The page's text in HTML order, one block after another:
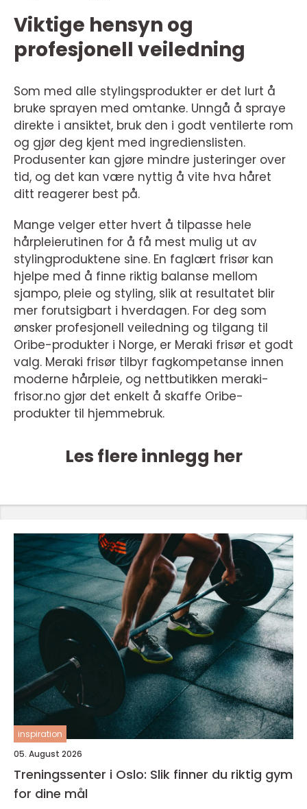
Viktige hensyn og
profesjonell veiledning
Som med alle stylingsprodukter er det lurt å
bruke sprayen med omtanke. Unngå å spraye
direkte i ansiktet, bruk den i godt ventilerte rom
og gjør deg kjent med ingredienslisten.
Produsenter kan gjøre mindre justeringer over
tid, og det kan være nyttig å vite hva håret
ditt reagerer best på.
Mange velger etter hvert å tilpasse hele
hårpleierutinen for å få mest mulig ut av
stylingproduktene sine. En faglært frisør kan
hjelpe med å finne riktig balanse mellom
sjampo, pleie og styling, slik at resultatet blir
mer forutsigbart i hverdagen. For deg som
ønsker profesjonell veiledning og tilgang til
Oribe-produkter i Norge, er Meraki frisør et godt
valg. Meraki frisør tilbyr fagkompetanse innen
moderne hårpleie, og nettbutikken meraki-
frisor.no gjør det enkelt å skaffe Oribe-
produkter til hjemmebruk.
Les flere innlegg her
inspiration
05. August 2026
Treningssenter i Oslo: Slik finner du riktig gym
for dine mål